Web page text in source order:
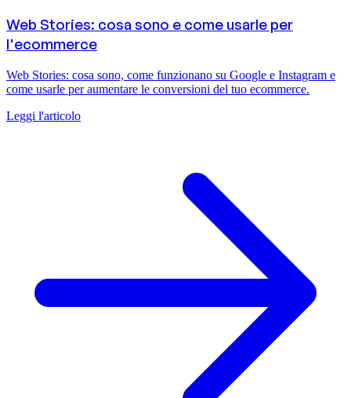
Web Stories: cosa sono e come usarle per
l'ecommerce
Web Stories: cosa sono, come funzionano su Google e Instagram e
come usarle per aumentare le conversioni del tuo ecommerce.
Leggi l'articolo